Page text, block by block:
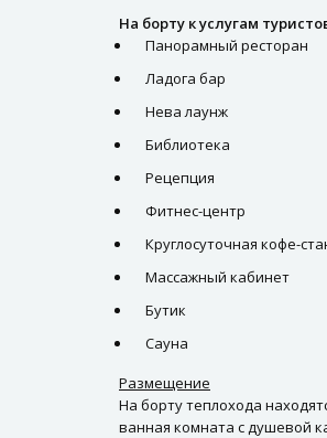
На борту к услугам
Панорамный ресторан
Ладога бар
Нева лаунж
Библиотека
Рецепция
Фитнес-центр
Круглосуточная кофе-
Массажный кабинет
Бутик
Сауна
Размещение
На борту теплохода
ванная комната с душевой